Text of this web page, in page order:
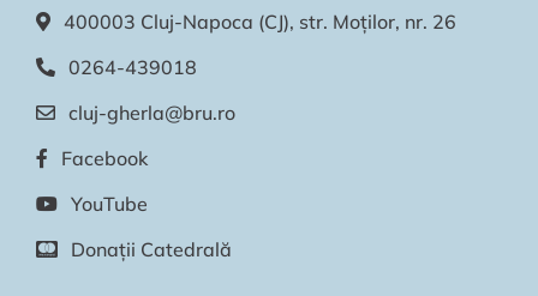
400003 Cluj-Napoca (CJ), str. Moților, nr. 26
0264-439018
cluj-gherla@bru.ro
Facebook
YouTube
Donații Catedrală